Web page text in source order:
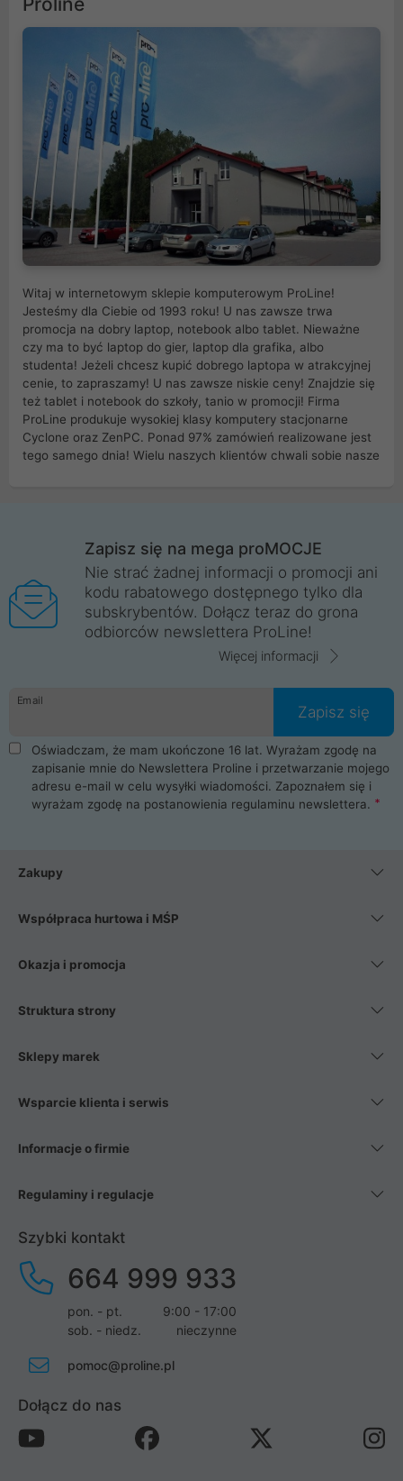
Witaj w internetowym sklepie komputerowym ProLine!
Jesteśmy dla Ciebie od 1993 roku! U nas zawsze trwa
promocja na dobry laptop, notebook albo tablet. Nieważne
czy ma to być laptop do gier, laptop dla grafika, albo
studenta! Jeżeli chcesz kupić dobrego laptopa w atrakcyjnej
cenie, to zapraszamy! U nas zawsze niskie ceny! Znajdzie się
też tablet i notebook do szkoły, tanio w promocji! Firma
ProLine produkuje wysokiej klasy komputery stacjonarne
Cyclone oraz ZenPC. Ponad 97% zamówień realizowane jest
tego samego dnia! Wielu naszych klientów chwali sobie nasze
Wrocław, Poznań, Legnica, Katowice, Gliwice, Kalisz, Bytom,
Trzebnica, Opole. Szybka i profesjonalna obsługa!
ProLine to polska firma ze 100% polskim kapitałem. Działamy
legalnie i płacimy podatki w naszym kraju! Posiadamy siedzibę
główną w Mirkowie oraz salony na terenie kraju. Cała
komunikacja ze sklepem komputerowym ProLine jest
danych osobowych. Dlatego zakup notebooka albo laptopa w
ProLine to czysta przyjemność i pełne bezpieczeństwo.
Zaopatrzysz się u nas w akcesoria i części komputerowe
takie jak procesory, karty graficzne, płyty główne, pamięci,
dyski SSD, M.2 oraz HDD. Nasi pracownicy pomogą Ci wybrać
najlepszy zasilacz komputerowy oraz obudowę do komputera.
Poza komputerami mamy również najlepsze na rynku
Smartfony takich producentów jak Xiaomi, Apple, Samsung i
wentylatory. Na koniec mając już to wszystko, możesz
Zapisz się na mega proMOCJE
Nie strać żadnej informacji o promocji ani
kodu rabatowego dostępnego tylko dla
subskrybentów. Dołącz teraz do grona
odbiorców newslettera ProLine!
Więcej informacji
Email
Zapisz się
Oświadczam, że mam ukończone 16 lat. Wyrażam zgodę na
zapisanie mnie do Newslettera Proline i przetwarzanie mojego
adresu e-mail w celu wysyłki wiadomości. Zapoznałem się i
wyrażam zgodę na postanowienia regulaminu newslettera.
Zakupy
Współpraca hurtowa i MŚP
Okazja i promocja
Struktura strony
Sklepy marek
Wsparcie klienta i serwis
Informacje o firmie
Regulaminy i regulacje
Szybki kontakt
664 999 933
pon. - pt.
9:00 - 17:00
sob. - niedz.
nieczynne
pomoc@proline.pl
Dołącz do nas